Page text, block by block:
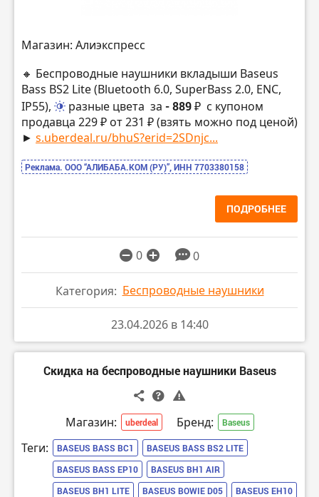
Магазин: Алиэкспресс
🔸 Беспроводные наушники вкладыши Baseus
Bass BS2 Lite (Bluetooth 6.0, SuperBass 2.0, ENC,
IP55),
разные цвета за - 889 ₽ с купоном
продавца 229 ₽ от 231 ₽ (взять можно под ценой)
► s.uberdeal.ru/bhuS?erid=2SDnjc...
Реклама. ООО “АЛИБАБА.КОМ (РУ)”, ИНН 7703380158
ПОДРОБНЕЕ
0 0
Категория: Беспроводные наушники
23.04.2026 в 14:40
Скидка на беспроводные наушники Baseus
Магазин: uberdeal Бренд: Baseus
Теги: BASEUS BASS BC1
BASEUS BASS BS2 LITE
BASEUS BASS EP10
BASEUS BH1 AIR
BASEUS BH1 LITE
BASEUS BOWIE D05
BASEUS EH10